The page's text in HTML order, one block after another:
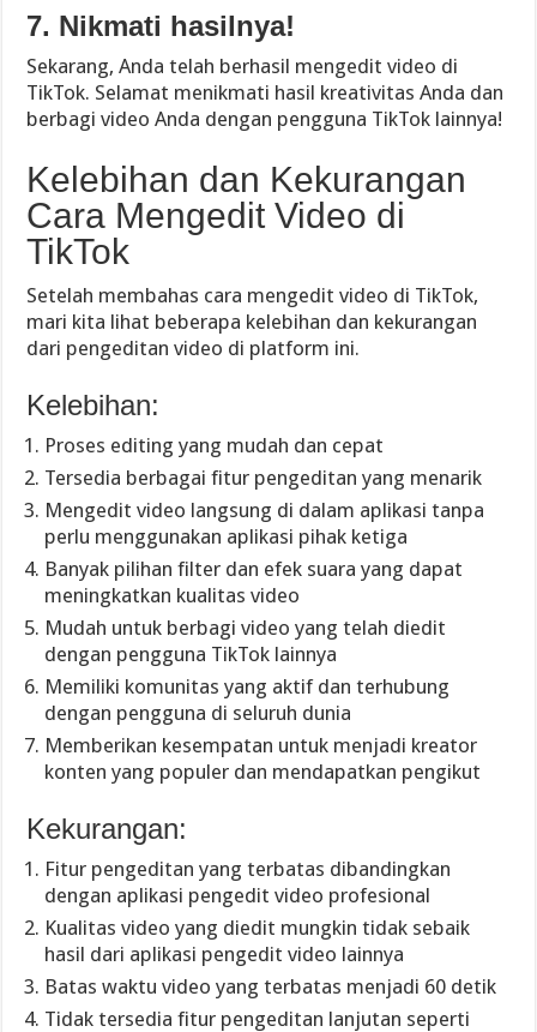
7. Nikmati hasilnya!
Sekarang, Anda telah berhasil mengedit video di
TikTok. Selamat menikmati hasil kreativitas Anda dan
berbagi video Anda dengan pengguna TikTok lainnya!
Kelebihan dan Kekurangan
Cara Mengedit Video di
TikTok
Setelah membahas cara mengedit video di TikTok,
mari kita lihat beberapa kelebihan dan kekurangan
dari pengeditan video di platform ini.
Kelebihan:
Proses editing yang mudah dan cepat
Tersedia berbagai fitur pengeditan yang menarik
Mengedit video langsung di dalam aplikasi tanpa
perlu menggunakan aplikasi pihak ketiga
Banyak pilihan filter dan efek suara yang dapat
meningkatkan kualitas video
Mudah untuk berbagi video yang telah diedit
dengan pengguna TikTok lainnya
Memiliki komunitas yang aktif dan terhubung
dengan pengguna di seluruh dunia
Memberikan kesempatan untuk menjadi kreator
konten yang populer dan mendapatkan pengikut
Kekurangan:
Fitur pengeditan yang terbatas dibandingkan
dengan aplikasi pengedit video profesional
Kualitas video yang diedit mungkin tidak sebaik
hasil dari aplikasi pengedit video lainnya
Batas waktu video yang terbatas menjadi 60 detik
Tidak tersedia fitur pengeditan lanjutan seperti